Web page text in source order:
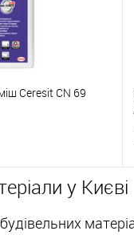
Ceresit CN 69
у Києві